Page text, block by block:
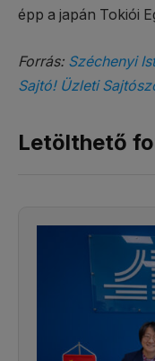
épp a japán Tokiói
Forrás: Széchenyi
Sajtó! Üzleti
Letölthető